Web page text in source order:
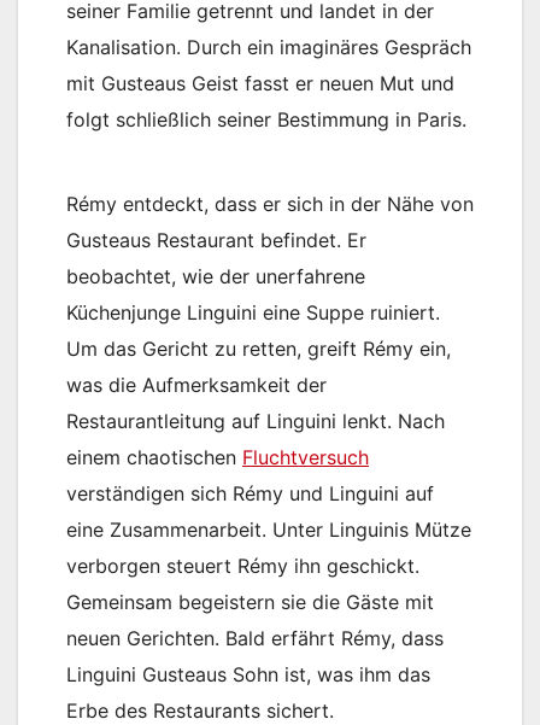
seiner Familie getrennt und landet in der
Kanalisation. Durch ein imaginäres Gespräch
mit Gusteaus Geist fasst er neuen Mut und
folgt schließlich seiner Bestimmung in Paris.
Rémy entdeckt, dass er sich in der Nähe von
Gusteaus Restaurant befindet. Er
beobachtet, wie der unerfahrene
Küchenjunge Linguini eine Suppe ruiniert.
Um das Gericht zu retten, greift Rémy ein,
was die Aufmerksamkeit der
Restaurantleitung auf Linguini lenkt. Nach
einem chaotischen Fluchtversuch
verständigen sich Rémy und Linguini auf
eine Zusammenarbeit. Unter Linguinis Mütze
verborgen steuert Rémy ihn geschickt.
Gemeinsam begeistern sie die Gäste mit
neuen Gerichten. Bald erfährt Rémy, dass
Linguini Gusteaus Sohn ist, was ihm das
Erbe des Restaurants sichert.